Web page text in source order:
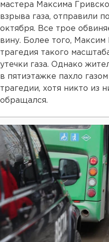
мастера Максима
взрыва газа, отправили
октября. Все трое
вину. Более того, Максим
трагедия такого
утечки газа. Однако
в пятиэтажке пахло
трагедии, хотя никто из
обращался.